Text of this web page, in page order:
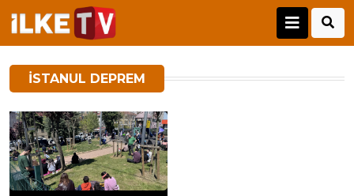
ISTANUL DEPREM